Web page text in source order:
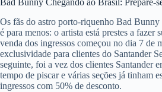
Bad Bunny Chegando ao Brasil: Prepare-
Os fãs do astro porto-riquenho Bad Bunny
é para menos: o artista está prestes a fazer
venda dos ingressos começou no dia 7 de
exclusividade para clientes do Santander
seguinte, foi a vez dos clientes Santander
tempo de piscar e várias seções já tinham
ingressos com 50% de desconto.